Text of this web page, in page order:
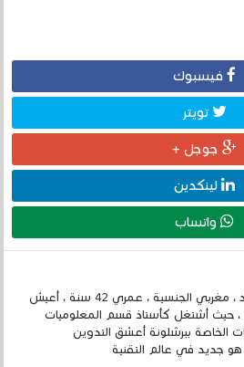
فيسبوك
تويتر
جوجل +
لينكدين
واتساب
إسمي الكامل الحسين مزواد ، مغربي الجنسية ، عمري 42 سنة ، أعيش
، حيث أشتغل كأستاذ قسم المعلوميات
الخاصة ببرشلونة أعشق التدوين
جديد في عالم التقنية